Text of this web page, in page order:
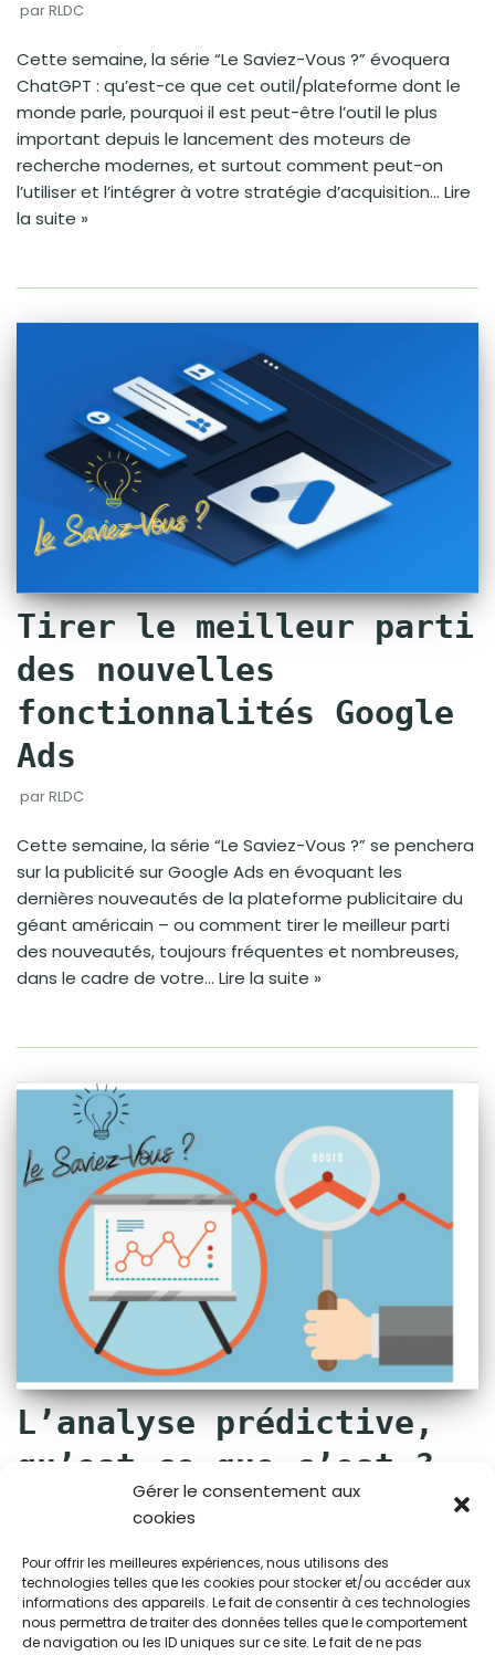
Gérer le consentement aux
cookies
Pour offrir les meilleures expériences, nous utilisons des
technologies telles que les cookies pour stocker et/ou accéder aux
informations des appareils. Le fait de consentir à ces technologies
nous permettra de traiter des données telles que le comportement
de navigation ou les ID uniques sur ce site. Le fait de ne pas
parRLDC
Cette semaine, la série “Le Saviez-Vous ?” évoquera
ChatGPT : qu’est-ce que cet outil/plateforme dont le
monde parle, pourquoi il est peut-être l’outil le plus
important depuis le lancement des moteurs de
recherche modernes, et surtout comment peut-on
l’utiliser et l’intégrer à votre stratégie d’acquisition… Lire
la suite »
Tirer le meilleur parti
des nouvelles
fonctionnalités Google
Ads
parRLDC
Cette semaine, la série “Le Saviez-Vous ?” se penchera
sur la publicité sur Google Ads en évoquant les
dernières nouveautés de la plateforme publicitaire du
géant américain – ou comment tirer le meilleur parti
des nouveautés, toujours fréquentes et nombreuses,
dans le cadre de votre… Lire la suite »
L’analyse prédictive,
qu’est-ce que c’est ?
RLDC vous présente ici ses définitions, conseils &
recommandations stratégiques ainsi que les
nouveautés proposées par les plateformes
publicitaires en ligne, afin de vous permettre d’affiner